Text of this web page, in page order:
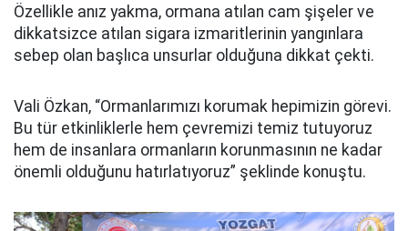
Özellikle anız yakma, ormana atılan cam şişeler ve
dikkatsizce atılan sigara izmaritlerinin yangınlara
sebep olan başlıca unsurlar olduğuna dikkat çekti.
Vali Özkan, “Ormanlarımızı korumak hepimizin görevi.
Bu tür etkinliklerle hem çevremizi temiz tutuyoruz
hem de insanlara ormanların korunmasının ne kadar
önemli olduğunu hatırlatıyoruz” şeklinde konuştu.